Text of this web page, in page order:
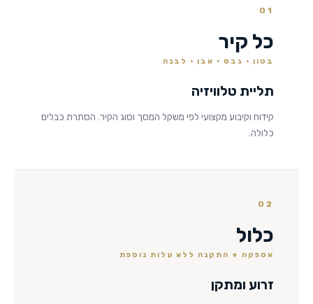
01
כל קיר
בטון · גבס · אבן · לבנה
תליית טלוויזיה
קידוח וקיבוע מקצועי לפי משקל המסך וסוג הקיר. הסתרת כבלים
כלולה.
02
כלול
אספקה + התקנה ללא עלות נוספת
זרוע ומתקן